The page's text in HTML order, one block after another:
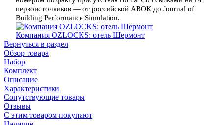
первоисточников — от российской АВОК до Journal of
Building Performance Simulation.
Компания OZLOCKS: отель Шермонт
Вернуться в раздел
Обзор товара
Набор
Комплект
Описание
Характеристики
Сопутствующие товары
Отзывы
С этим товаром покупают